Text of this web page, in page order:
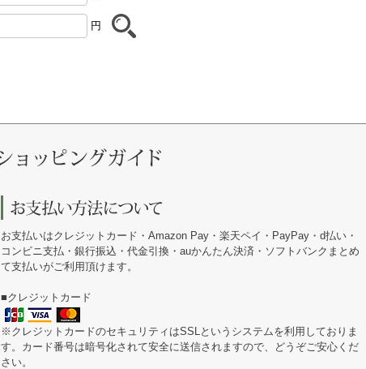
円
お支払いはクレジットカード・Amazon Pay・楽天ペイ・PayPay・d払い・
コンビニ支払・銀行振込・代金引換・auかんたん決済・ソフトバンクまとめ
て支払いがご利用頂けます。
■クレジットカード
※クレジットカードのセキュリティはSSLというシステムを利用しておりま
す。カード番号は暗号化されて安全に送信されますので、どうぞご安心くだ
さい。